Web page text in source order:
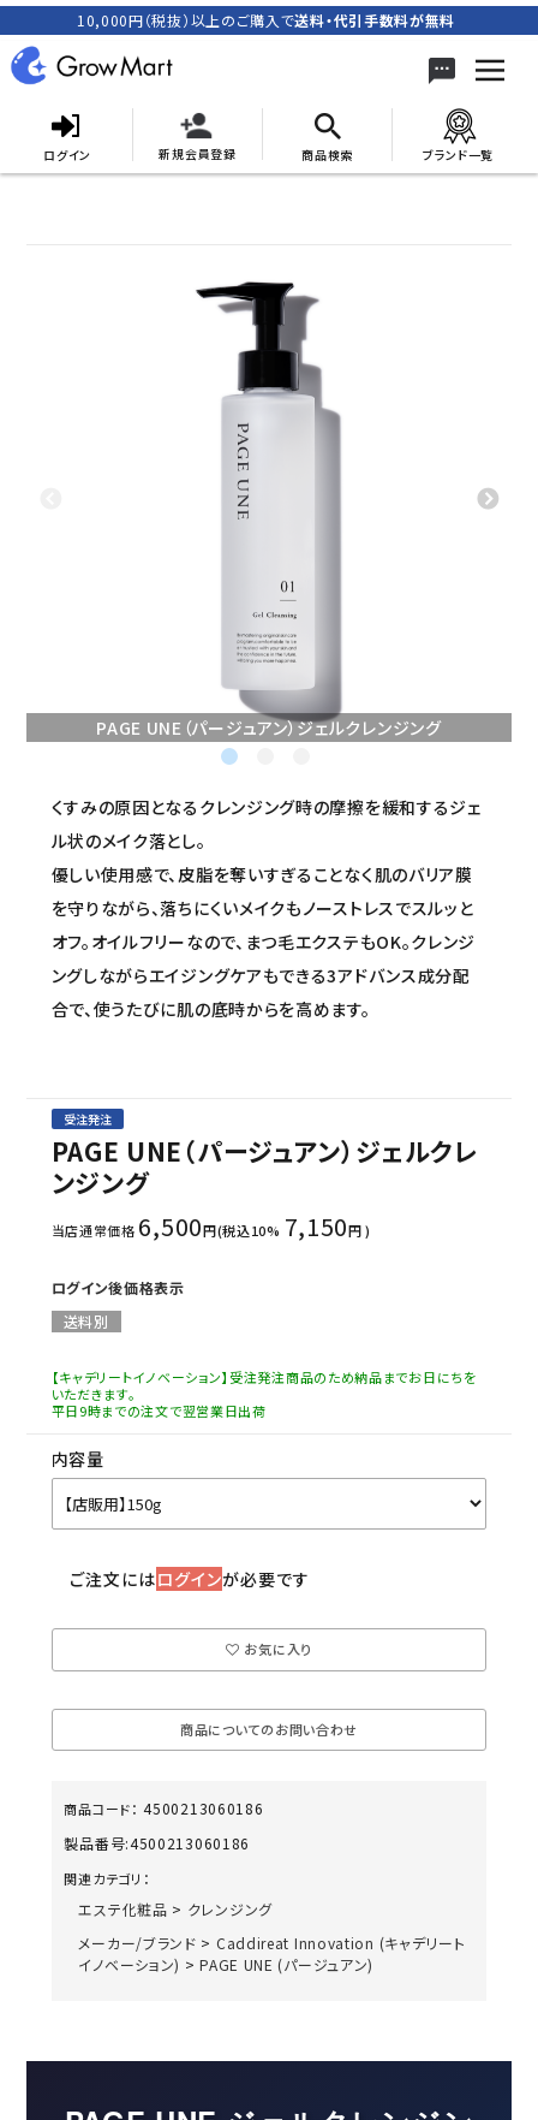
10,000円（税抜）以上のご購入で送料・代引手数料が無料
ログイン 新規会員登録 商品検索 ブランド一覧
新規会員登録
プライバシーポリシー
特定商取引法について
お問い合わせ
PAGE UNE（パージュアン）ジェルクレンジング
くすみの原因となるクレンジング時の摩擦を緩和するジェ
ル状のメイク落とし。
優しい使用感で、皮脂を奪いすぎることなく肌のバリア膜
を守りながら、落ちにくいメイクもノーストレスでスルッと
オフ。オイルフリーなので、まつ毛エクステもOK。クレンジ
ングしながらエイジングケアもできる3アドバンス成分配
合で、使うたびに肌の底時からを高めます。
受注発注
PAGE UNE（パージュアン）ジェルクレ
ンジング
当店通常価格 6,500円(税込10% 7,150円 )
ログイン後価格表示
送料別
【キャデリートイノベーション】受注発注商品のため納品までお日にちを
いただきます。
平日9時までの注文で翌営業日出荷
内容量
ご注文にはログインが必要です
お気に入り
商品についてのお問い合わせ
商品コード： 4500213060186
製品番号:4500213060186
関連カテゴリ：
エステ化粧品 > クレンジング
メーカー/ブランド > Caddireat Innovation (キャデリート
イノベーション) >PAGE UNE (パージュアン)